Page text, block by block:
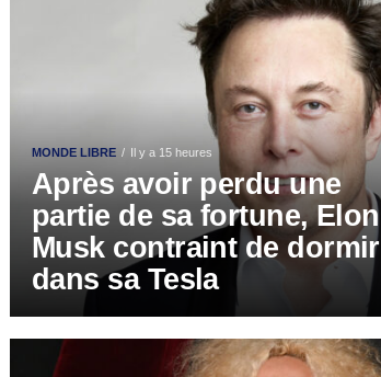
MONDE LIBRE Il y a 15 heures
Après avoir perdu une
partie de sa fortune, Elon
Musk contraint de dormir
dans sa Tesla